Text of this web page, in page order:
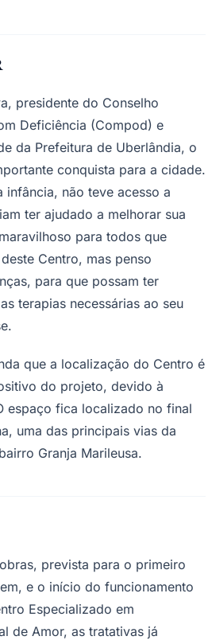
presidente do Conselho
Deficiência (Compod) e
da Prefeitura de Uberlândia, o
conquista para a cidade.
infância, não teve acesso a
ter ajudado a melhorar sua
para todos que
Centro, mas penso
para que possam ter
terapias necessárias ao seu
que a localização do Centro é
do projeto, devido à
espaço fica localizado no final
uma das principais vias da
Granja Marileusa.
prevista para o primeiro
e o início do funcionamento
Especializado em
de Amor, as tratativas já